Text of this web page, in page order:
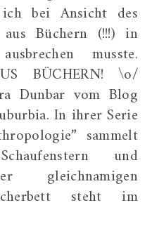
bei Ansicht des
Büchern (!!!) in
musste.
BÜCHERN! \o/
Dunbar vom Blog
In ihrer Serie
sammelt
und
gleichnamigen
steht im